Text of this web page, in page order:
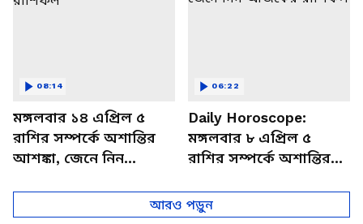
মঙ্গলবার ১৪ এপ্রিল ৫
রাশির সম্পর্কে অশান্তির
আশঙ্কা, জেনে নিন
08:14
Daily Horoscope:
মঙ্গলবার ৮ এপ্রিল ৫
রাশির সম্পর্কে অশান্তির
আজকের রাশিফল
06:22
আরও পড়ুন